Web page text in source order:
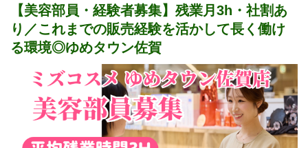
2) 就業場所の変更の範囲
MIZ 化粧品専門店全4店舗。
なお新規出店する場合はそれらを含む。ただし、双方の合意の
もと決定する。
＊ 未経験でも「プロ」になれる理由＊
入社後は、各ブランドの特色や技術を学べる社内外の充実した研
修をご用意。
働きながら自分自身のスキンケア知識も深まり、働きながら自分
磨きも叶う環境です。
先輩スタッフもしっかりフォローするので、一つずつ覚えていけ
ば大丈夫ですよ！
＊ 安心して長く働ける環境＊
残業はほぼゼロ！希望休の相談OK！
シフト制ですが、あなたのプライベートな予定もしっかり考慮し
ます。
【美容部員・経験者募集】残業月3h・社割あ
り／これまでの販売経験を活かして長く働け
る環境◎ゆめタウン佐賀